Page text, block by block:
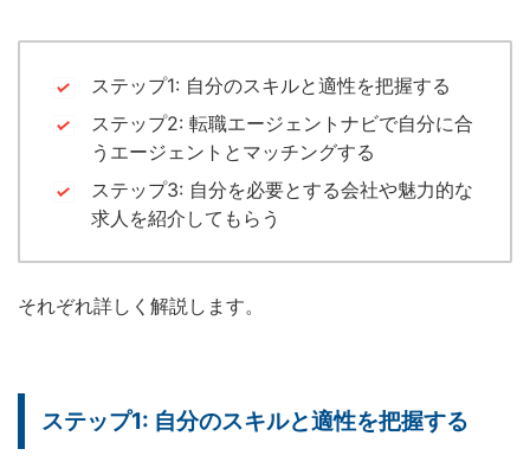
ステップ1: 自分のスキルと適性を把握する
ステップ2: 転職エージェントナビで自分に合
うエージェントとマッチングする
ステップ3: 自分を必要とする会社や魅力的な
求人を紹介してもらう
それぞれ詳しく解説します。
ステップ1: 自分のスキルと適性を把握する